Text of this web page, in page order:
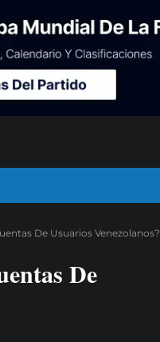
De Usuarios Venezolanos?
De